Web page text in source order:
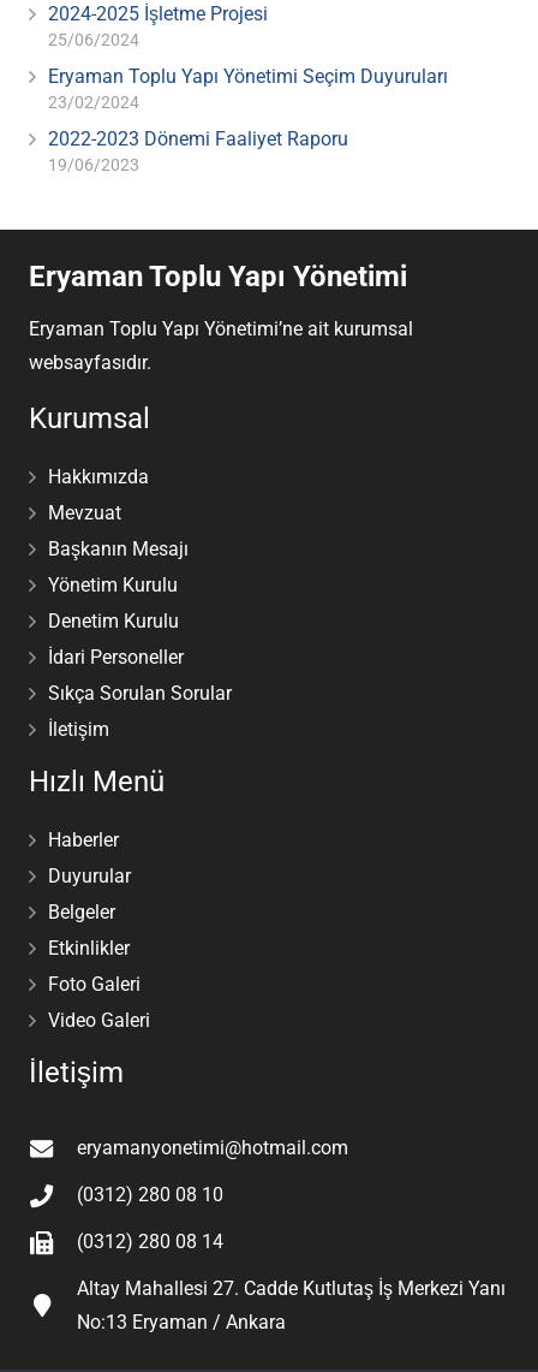
2024-2025 İşletme Projesi
25/06/2024
Eryaman Toplu Yapı Yönetimi Seçim Duyuruları
23/02/2024
2022-2023 Dönemi Faaliyet Raporu
19/06/2023
Eryaman Toplu Yapı Yönetimi
Eryaman Toplu Yapı Yönetimi’ne ait kurumsal
websayfasıdır.
Kurumsal
Hakkımızda
Mevzuat
Başkanın Mesajı
Yönetim Kurulu
Denetim Kurulu
İdari Personeller
Sıkça Sorulan Sorular
İletişim
Hızlı Menü
Haberler
Duyurular
Belgeler
Etkinlikler
Foto Galeri
Video Galeri
İletişim
eryamanyonetimi@hotmail.com
(0312) 280 08 10
(0312) 280 08 14
Altay Mahallesi 27. Cadde Kutlutaş İş Merkezi Yanı
No:13 Eryaman / Ankara